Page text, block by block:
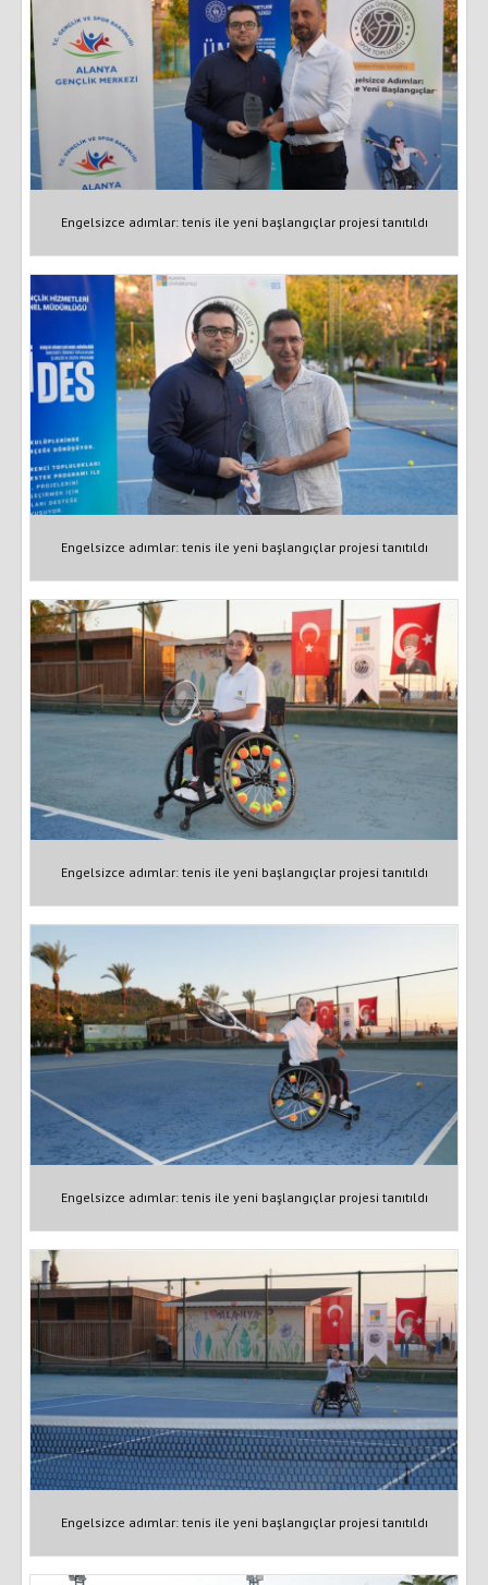
Engelsizce adımlar: tenis ile yeni başlangıçlar projesi tanıtıldı
Engelsizce adımlar: tenis ile yeni başlangıçlar projesi tanıtıldı
Engelsizce adımlar: tenis ile yeni başlangıçlar projesi tanıtıldı
Engelsizce adımlar: tenis ile yeni başlangıçlar projesi tanıtıldı
Engelsizce adımlar: tenis ile yeni başlangıçlar projesi tanıtıldı